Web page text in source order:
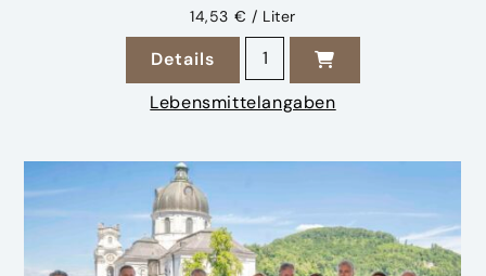
14,53 € / Liter
Details zu 2025 Rosé Salzburger
2025 Rosé Salzburger
Lebensmittelangaben